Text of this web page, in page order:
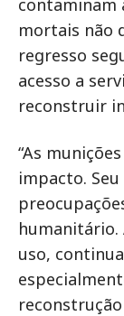
contaminam
mortais não
regresso
acesso a
reconstruir
“As
impacto.
humanitário.
uso,